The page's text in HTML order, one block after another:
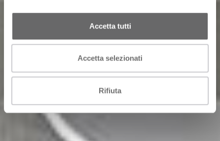
Accetta tutti
Accetta selezionati
Rifiuta